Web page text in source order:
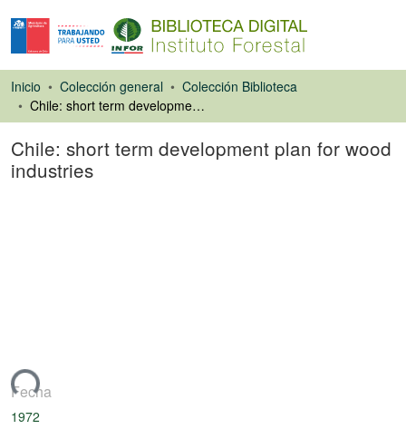
Inicio Colección general
Colección Biblioteca
Chile: short term development plan for wood industries
Chile: short term development plan for wood
industries
Fecha
1972